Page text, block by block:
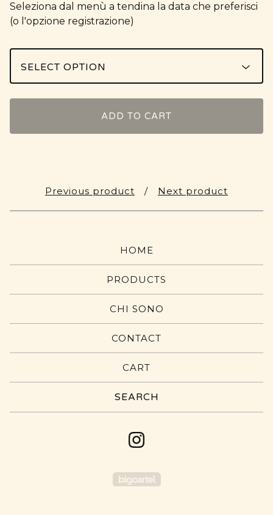
Seleziona dal menù a tendina la data che preferisci
(o l'opzione registrazione)
ADD TO CART
Previous product Next product
HOME
PRODUCTS
CHI SONO
CONTACT
CART
Powered by Big